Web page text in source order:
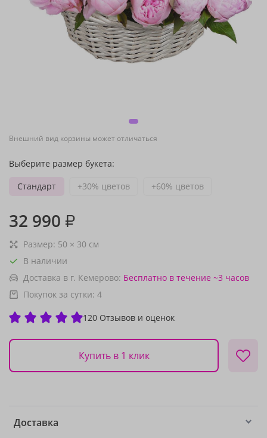
Внешний вид корзины может отличаться
Выберите размер букета:
Стандарт
+30% цветов +60% цветов
32 990 ₽
Размер: 50 × 30 см
В наличии
Доставка в г. Кемерово: Бесплатно в течение ~3 часов
Покупок за сутки: 4
120 Отзывов и оценок
Купить в 1 клик
Доставка